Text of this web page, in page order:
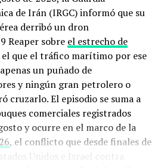
político alto, instituciones
un crudo que requiere inversiones
Analistas consultados por
advierten que, sin un nuevo
y garantías para repatriar
de “retorno” masivo de capital
de inversiones y cuenta
de quedar atorado en los
“efecto Maduro” y
de Irán (IRGC) informó que su
derribó un dron
Reaper sobre el estrecho de
que el tráfico marítimo por ese
un puñado de
y ningún gran petrolero o
cruzarlo. El episodio se suma a
comerciales registrados
y ocurre en el marco de la
, el conflicto que desde finales de
Unidos e Israel contra